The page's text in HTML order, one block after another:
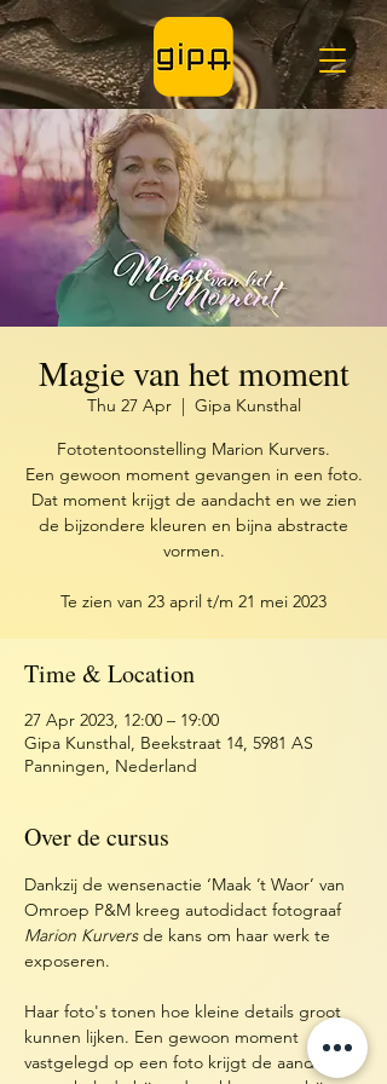
Magie van het moment
Thu 27 Apr
  |
Gipa Kunsthal
Fototentoonstelling Marion Kurvers.
Een gewoon moment gevangen in een foto.
Dat moment krijgt de aandacht en we zien
de bijzondere kleuren en bijna abstracte
vormen.
Te zien van 23 april t/m 21 mei 2023
Time & Location
27 Apr 2023, 12:00 – 19:00
Gipa Kunsthal, Beekstraat 14, 5981 AS
Panningen, Nederland
Over de cursus
Dankzij de wensenactie ‘Maak ’t Waor’ van
Omroep P&M kreeg autodidact fotograaf
Marion Kurvers de kans om haar werk te
exposeren.
Haar foto's tonen hoe kleine details groot
kunnen lijken. Een gewoon moment
vastgelegd op een foto krijgt de aandacht